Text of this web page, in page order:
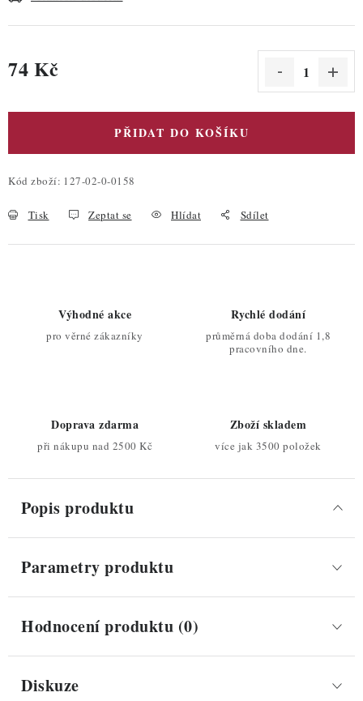
74 Kč
PŘIDAT DO KOŠÍKU
Kód zboží: 127-02-0-0158
Tisk Zeptat se Hlídat Sdílet
Výhodné akce
pro věrné zákazníky
Rychlé dodání
průměrná doba dodání 1,8
pracovního dne.
Doprava zdarma
při nákupu nad 2500 Kč
Zboží skladem
více jak 3500 položek
Popis produktu
Parametry produktu
Hodnocení produktu (0)
Diskuze